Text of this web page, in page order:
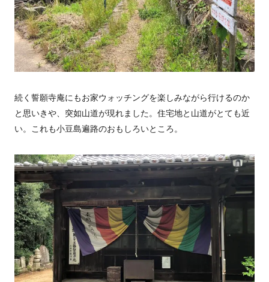
続く誓願寺庵にもお家ウォッチングを楽しみながら行けるのか
と思いきや、突如山道が現れました。住宅地と山道がとても近
い。これも小豆島遍路のおもしろいところ。